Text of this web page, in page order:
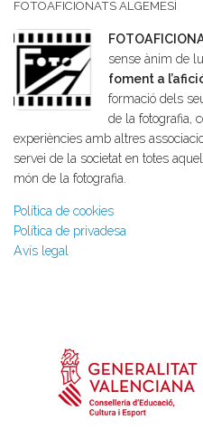
FOTOAFICIONATS ALGEMESÍ
sense ànim de
foment a
formació dels
de la fotografia,
experiències amb altres
servei de la societat en totes
món de la fotografia.
Política de cookies
Política de privadesa
Avís legal